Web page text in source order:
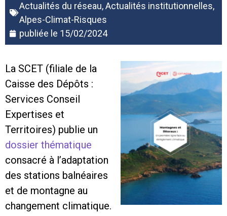
Actualités du réseau,Actualités institutionnelles,
Alpes-Climat-Risques
publiée le 15/02/2024
La SCET (filiale de la
Caisse des Dépôts :
Services Conseil
Expertises et
Territoires) publie un
dossier thématique
consacré à l’adaptation
des stations balnéaires
et de montagne au
changement climatique.